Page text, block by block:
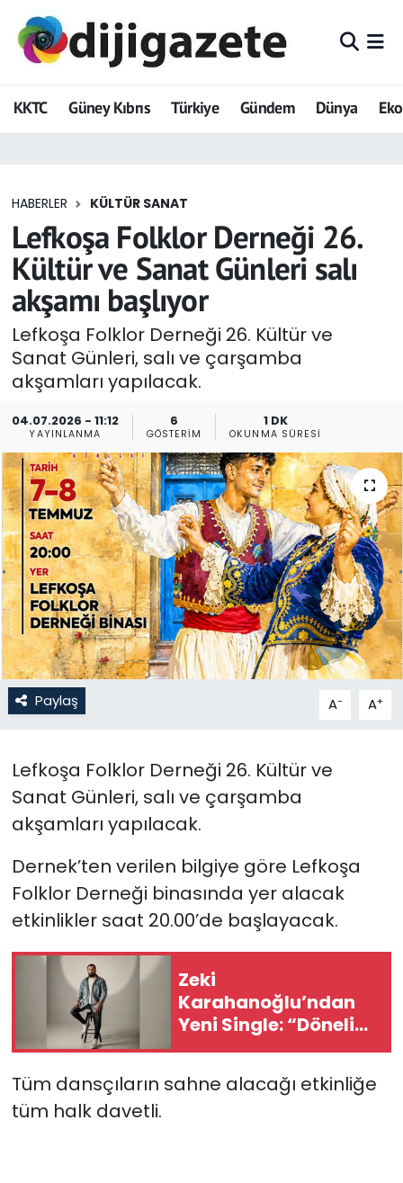
KKTC Güney Kıbrıs Türkiye Gündem Dünya
HABERLER KÜLTÜR SANAT
Lefkoşa Folklor Derneği 26.
Kültür ve Sanat Günleri salı
akşamı başlıyor
Lefkoşa Folklor Derneği 26. Kültür ve
Sanat Günleri, salı ve çarşamba
akşamları yapılacak.
04.07.2026 - 11:12
YAYINLANMA
6
GÖSTERIM
1 DK
OKUNMA SÜRESI
Paylaş A- A+
Lefkoşa Folklor Derneği 26. Kültür ve
Sanat Günleri, salı ve çarşamba
akşamları yapılacak.
Dernek’ten verilen bilgiye göre Lefkoşa
Folklor Derneği binasında yer alacak
etkinlikler saat 20.00’de başlayacak.
Zeki
Karahanoğlu’ndan
Yeni Single: “Dönelim
Başına”
Tüm dansçıların sahne alacağı etkinliğe
tüm halk davetli.
ADVERTORIAL
Dijigazete
Eğitim
Ekonomi
Foto Galeri
GEZİ
Güncel
Gündem
KKTC
KKTC YEREL SEÇİM 2018
Kültür Sanat
Magazin
Moda
Nöbetçi Eczaneler
Politika
Spor
TÜRKiYE
Video Galeri
YAŞAM
Yazarlar
Hava Durumu
Trafik Durumu
Tüm Manşetler
Son Dakika Haberleri
Haber Arşivi